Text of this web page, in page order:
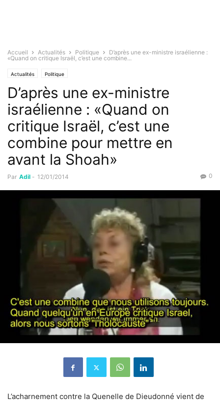
Accueil Actualités Politique
D’après une ex-ministre israélienne :
«Quand on critique Israël, c’est une combine...
Actualités Politique
D’après une ex-ministre
israélienne : «Quand on
critique Israël, c’est une
combine pour mettre en
avant la Shoah»
Par Adil - 12/01/2014 0
L’acharnement contre la Quenelle de Dieudonné vient de